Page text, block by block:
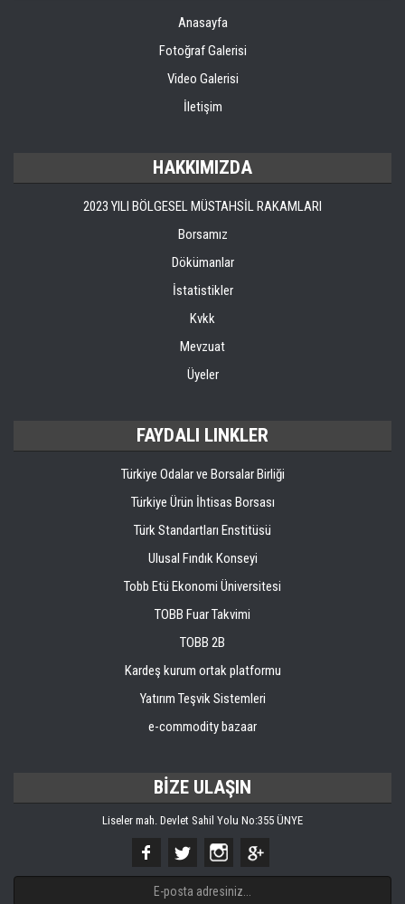
Anasayfa
Fotoğraf Galerisi
Video Galerisi
İletişim
HAKKIMIZDA
2023 YILI BÖLGESEL MÜSTAHSİL RAKAMLARI
Borsamız
Dökümanlar
İstatistikler
Kvkk
Mevzuat
Üyeler
FAYDALI LINKLER
Türkiye Odalar ve Borsalar Birliği
Türkiye Ürün İhtisas Borsası
Türk Standartları Enstitüsü
Ulusal Fındık Konseyi
Tobb Etü Ekonomi Üniversitesi
TOBB Fuar Takvimi
TOBB 2B
Kardeş kurum ortak platformu
Yatırım Teşvik Sistemleri
e-commodity bazaar
BİZE ULAŞIN
Liseler mah. Devlet Sahil Yolu No:355 ÜNYE